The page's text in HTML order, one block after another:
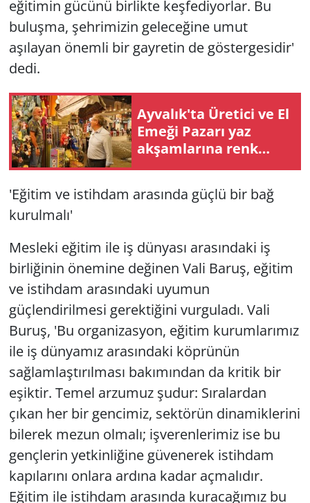
eğitimin gücünü birlikte keşfediyorlar. Bu
buluşma, şehrimizin geleceğine umut
aşılayan önemli bir gayretin de göstergesidir'
dedi.
Ayvalık'ta Üretici ve El
Emeği Pazarı yaz
akşamlarına renk
katıyor
'Eğitim ve istihdam arasında güçlü bir bağ
kurulmalı'
Mesleki eğitim ile iş dünyası arasındaki iş
birliğinin önemine değinen Vali Baruş, eğitim
ve istihdam arasındaki uyumun
güçlendirilmesi gerektiğini vurguladı. Vali
Buruş, 'Bu organizasyon, eğitim kurumlarımız
ile iş dünyamız arasındaki köprünün
sağlamlaştırılması bakımından da kritik bir
eşiktir. Temel arzumuz şudur: Sıralardan
çıkan her bir gencimiz, sektörün dinamiklerini
bilerek mezun olmalı; işverenlerimiz ise bu
gençlerin yetkinliğine güvenerek istihdam
kapılarını onlara ardına kadar açmalıdır.
Eğitim ile istihdam arasında kuracağımız bu